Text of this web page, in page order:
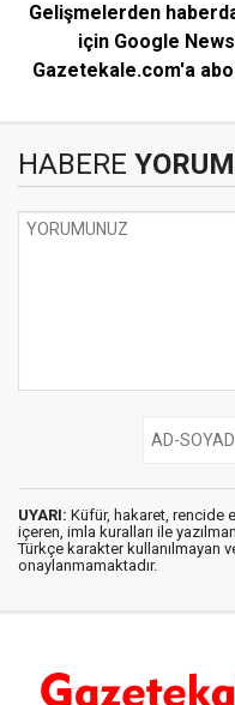
Gelişmelerden
için Google
Gazetekale.com'a
HABERE
UYARI: Küfür, hakaret, rencide
içeren, imla kuralları ile
Türkçe karakter kullanılmayan
onaylanmamaktadır.